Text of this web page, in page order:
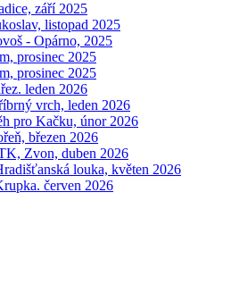
září 2025
listopad 2025
- Opárno, 2025
prosinec 2025
prosinec 2025
leden 2026
vrch, leden 2026
pro Kačku, únor 2026
březen 2026
Zvon, duben 2026
louka, květen 2026
červen 2026